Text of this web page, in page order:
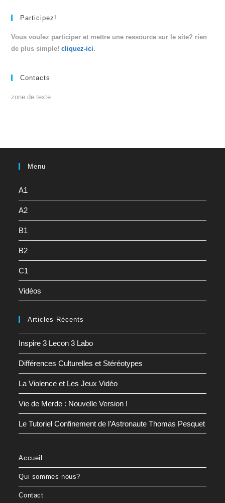
Participez!
Vous voulez participer et mettre une ressource sur le site? rien
de plus simple!cliquez-ici.
Contacts
zone de texte
Menu
A1
A2
B1
B2
C1
Vidéos
Articles Récents
Inspire 3 Lecon 3 Labo
Différences Culturelles et Stéréotypes
La Violence et Les Jeux Vidéo
Vie de Merde : Nouvelle Version !
Le Tutoriel Confinement de l’Astronaute Thomas Pesquet
Accueil
Qui sommes nous?
Contact